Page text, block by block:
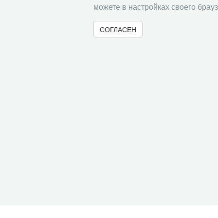
плановый период 2024–2025 годов».
« Вернуться назад
можете в настройках своего
СОГЛАСЕН